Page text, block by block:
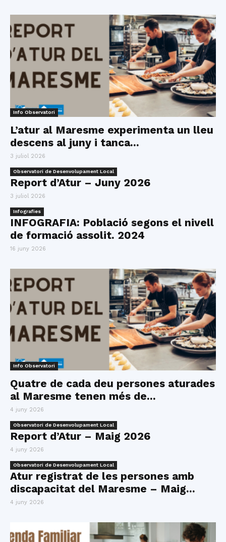
Info Observatori
L’atur al Maresme experimenta un lleu
descens al juny i tanca...
3 juliol 2026
Observatori de Desenvolupament Local
Report d’Atur – Juny 2026
3 juliol 2026
Infografies
INFOGRAFIA: Població segons el nivell
de formació assolit. 2024
16 juny 2026
Info Observatori
Quatre de cada deu persones aturades
al Maresme tenen més de...
4 juny 2026
Observatori de Desenvolupament Local
Report d’Atur – Maig 2026
4 juny 2026
Observatori de Desenvolupament Local
Atur registrat de les persones amb
discapacitat del Maresme – Maig...
4 juny 2026